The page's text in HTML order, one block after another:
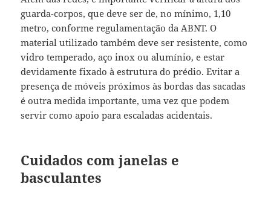
guarda-corpos, que deve ser de, no mínimo, 1,10
metro, conforme regulamentação da ABNT. O
material utilizado também deve ser resistente, como
vidro temperado, aço inox ou alumínio, e estar
devidamente fixado à estrutura do prédio. Evitar a
presença de móveis próximos às bordas das sacadas
é outra medida importante, uma vez que podem
servir como apoio para escaladas acidentais.
Cuidados com janelas e
basculantes